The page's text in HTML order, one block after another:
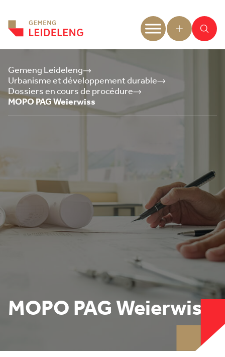
Gemeng Leideleng
Urbanisme et développement durable
Dossiers en cours de procédure
MOPO PAG Weierwiss
MOPO PAG Weierwiss